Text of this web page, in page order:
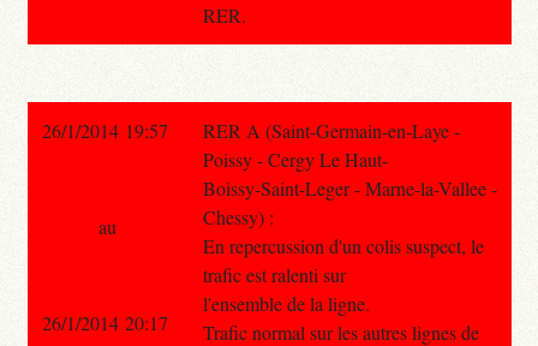
RER.
26/1/2014 19:57
RER A (Saint-Germain-en-Laye -
Poissy - Cergy Le Haut-
Boissy-Saint-Leger - Marne-la-Vallee -
Chessy) :
En repercussion d'un colis suspect, le
trafic est ralenti sur
l'ensemble de la ligne.
Trafic normal sur les autres lignes de
au
26/1/2014 20:17